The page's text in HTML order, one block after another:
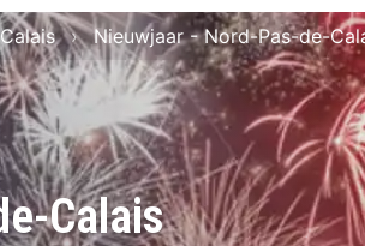
Calais
Nieuwjaar - Nord-Pas-de-